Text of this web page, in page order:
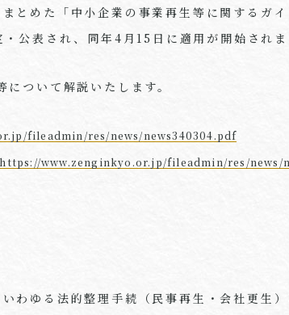
とめた「中小企業の事業再生等に関するガ
公表され、同年4月15日に適用が開始されま
ついて解説いたします。
fileadmin/res/news/news340304.pdf
https://www.zenginkyo.or.jp/fileadmin/res/news/
わゆる法的整理手続（民事再生・会社更生